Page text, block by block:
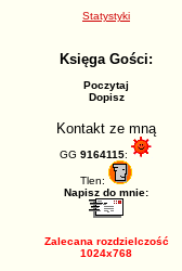
Statystyki
Księga Gości:
Poczytaj
Dopisz
Kontakt ze mną
GG 9164115:
Tlen:
Napisz do mnie:
Zalecana rozdzielczość
1024x768